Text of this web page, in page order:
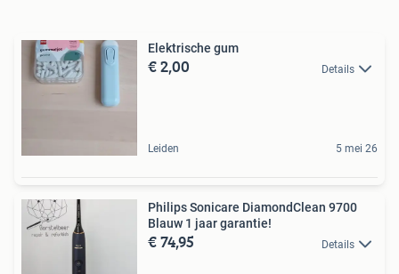
Elektrische gum
€ 2,00 Details
Leiden 5 mei 26
Philips Sonicare DiamondClean 9700
Blauw 1 jaar garantie!
€ 74,95 Details